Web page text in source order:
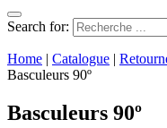
Search for:
Home | Catalogue |
Basculeurs 90º
Basculeurs 90º